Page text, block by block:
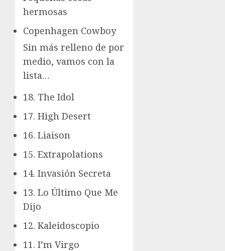
hermosas
Copenhagen Cowboy
Sin más relleno de por
medio, vamos con la
lista…
18. The Idol
17. High Desert
16. Liaison
15. Extrapolations
14. Invasión Secreta
13. Lo Último Que Me
Dijo
12. Kaleidoscopio
11. I’m Virgo